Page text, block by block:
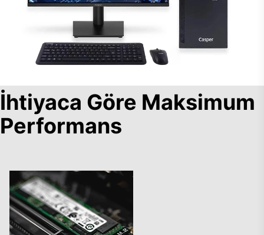
İhtiyaca Göre Maksimum
Performans